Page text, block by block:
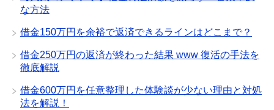
な方法
借金150万円を余裕で返済できるラインはどこまで？
借金250万円の返済が終わった結果 www 復活の手法を
徹底解説
借金600万円を任意整理した体験談が少ない理由と対処
法を解説！